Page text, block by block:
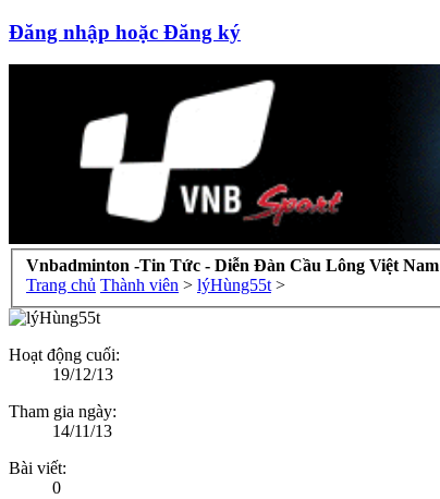
Đăng nhập hoặc Đăng ký
Vnbadminton -Tin Tức - Diễn Đàn Cầu Lông Việt Nam
Trang chủ Thành viên > lýHùng55t >
Hoạt động cuối:
19/12/13
Tham gia ngày:
14/11/13
Bài viết:
0